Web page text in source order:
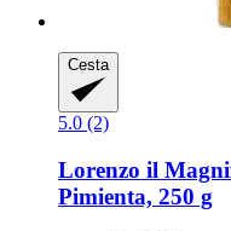
Cesta
5.0 (2)
Lorenzo il
Pimienta, 250 g